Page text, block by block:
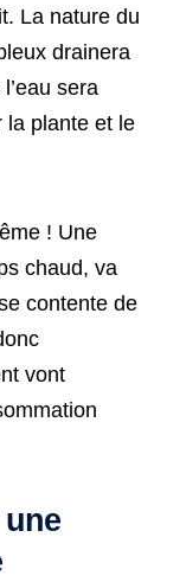
La nature du
drainera
sera
la plante et le
! Une
chaud, va
contente de
vont